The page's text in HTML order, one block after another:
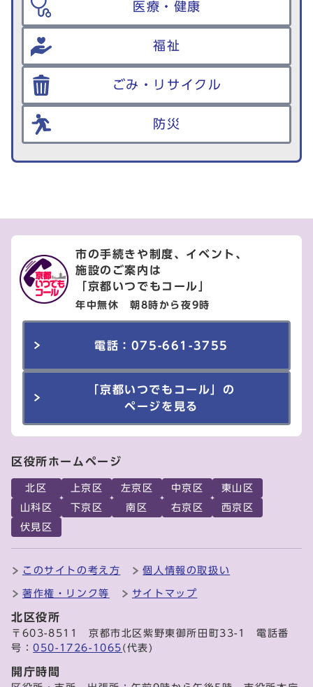
医療・健康
福祉
ごみ・リサイクル
防災
市の手続きや制度、イベント、
施設のご案内は
「京都いつでもコール」
年中無休 朝8時から夜9時
電話：075-661-3755
「京都いつでもコール」の
ページを見る
区役所ホームページ
北区 上京区 左京区 中京区
東山区
山科区
下京区 南区 右京区
西京区
伏見区
このサイトの考え方 個人情報の取扱い
著作権・リンク等 サイトマップ
北区役所
〒603-8511 京都市北区紫野東御所田町33-1 電話番
号：050-1726-1065 (代表)
開庁時間